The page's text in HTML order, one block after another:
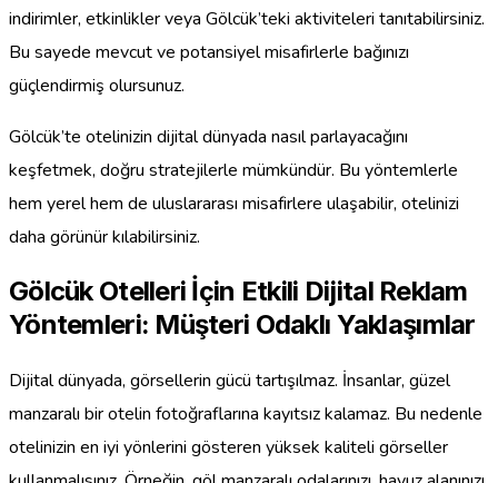
indirimler, etkinlikler veya Gölcük’teki aktiviteleri tanıtabilirsiniz.
Bu sayede mevcut ve potansiyel misafirlerle bağınızı
güçlendirmiş olursunuz.
Gölcük’te otelinizin dijital dünyada nasıl parlayacağını
keşfetmek, doğru stratejilerle mümkündür. Bu yöntemlerle
hem yerel hem de uluslararası misafirlere ulaşabilir, otelinizi
daha görünür kılabilirsiniz.
Gölcük Otelleri İçin Etkili Dijital Reklam
Yöntemleri: Müşteri Odaklı Yaklaşımlar
Dijital dünyada, görsellerin gücü tartışılmaz. İnsanlar, güzel
manzaralı bir otelin fotoğraflarına kayıtsız kalamaz. Bu nedenle
otelinizin en iyi yönlerini gösteren yüksek kaliteli görseller